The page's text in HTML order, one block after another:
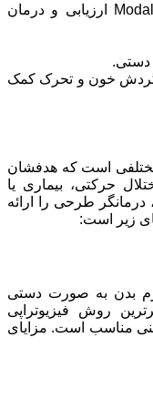
نواحی مشکل دار بدن توسط Modalities ارزیابی و درمان
دستی.
گردش خون و تحرک کمک
است که هدفشان
حرکتی، بیماری یا
درمانگر طرحی را ارائه
زیر است:
بدن به صورت دستی
روش فیزیوتراپی
مناسب است. مزایای